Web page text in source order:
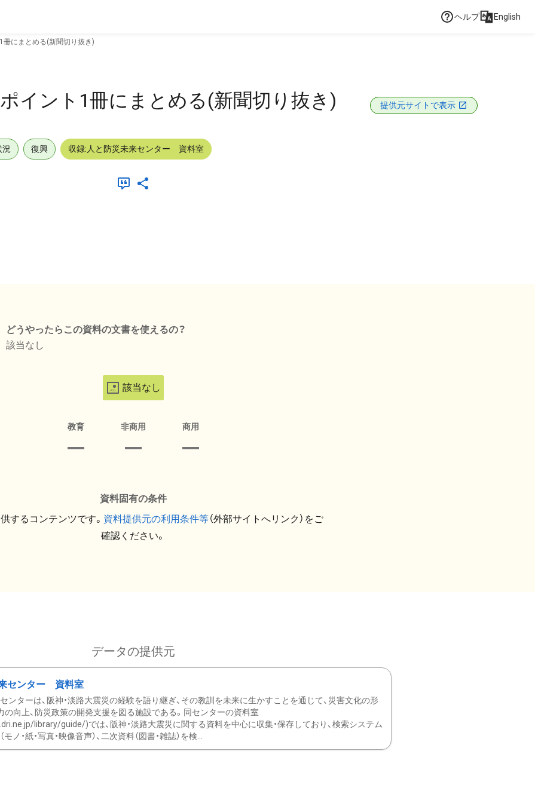
ヘルプ English
にまとめる(新聞切り抜き)
イント1冊にまとめる(新聞切り抜き) 提供元サイトで表示
復興 収録:人と防災未来センター 資料室
どうやったらこの資料の文書を使えるの？
該当なし
該当なし
教育 非商用 商用
資料固有の条件
するコンテンツです。 資料提供元の利用条件等（外部サイトへリンク）をご
確認ください。
データの提供元
センター 資料室
ンターは、阪神・淡路大震災の経験を語り継ぎ、その教訓を未来に生かすことを通じて、災害文化の形
の向上、防災政策の開発支援を図る施設である。同センターの資料室
library/guide/)では、阪神・淡路大震災に関する資料を中心に収集・保存しており、検索システム
ノ・紙・写真・映像音声）、二次資料（図書・雑誌）を検...